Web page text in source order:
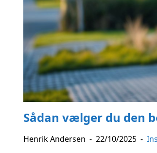
Sådan vælger du den
Henrik Andersen - 22/10/2025 -